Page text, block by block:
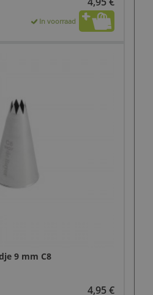
In voorraad
9 mm C8
4,95 €